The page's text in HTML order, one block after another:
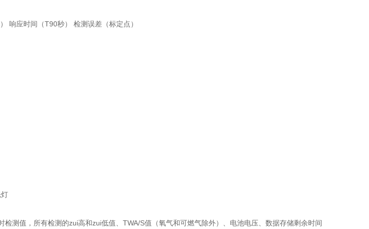
响应时间（T90秒） 检测误差（标定点）
检测值，所有检测的zui高和zui低值、TWA/S值（氧气和可燃气除外）、电池电压、数据存储剩余时间